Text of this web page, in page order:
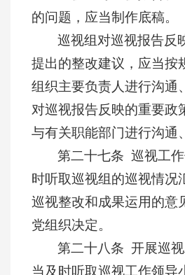
的问题，应当制作底稿。
巡视组对巡视报告反
提出的整改建议，应当按
组织主要负责人进行沟通
对巡视报告反映的重要政
与有关职能部门进行沟通
第二十七条 巡视工
时听取巡视组的巡视情况
巡视整改和成果运用的意
党组织决定。
第二十八条 开展巡
当及时听取巡视工作领导